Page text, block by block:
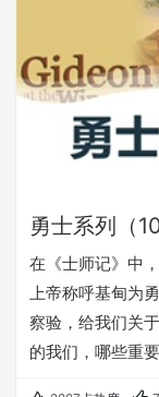
链接，在浏览
勇士系列（
在《士师记》中
上帝称呼基甸为
察验，给我们关
的我们，哪些重